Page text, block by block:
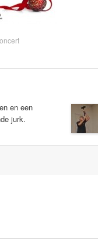
en een
jurk.